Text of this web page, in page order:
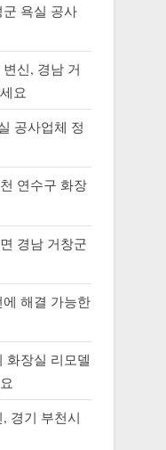
욕실 공사
신, 경남 거
요
공사업체 정
연수구 화장
경남 거창군
해결 가능한
화장실 리모델
경기 부천시